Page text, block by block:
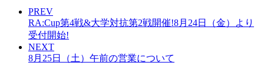
Message
PREV
RA:Cup第4戦&大学対抗第2戦開催!8月24日（金）より
受付開始!
NEXT
8月25日（土）午前の営業について